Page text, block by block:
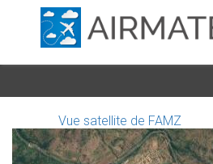
Vue satellite de FAMZ